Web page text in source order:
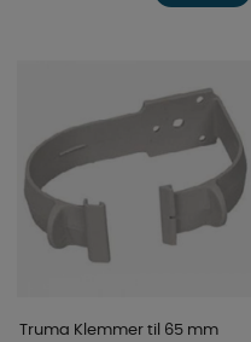
Truma Klemmer til 65 mm